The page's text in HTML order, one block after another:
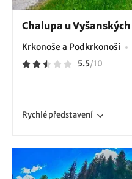
Chalupa u Vyšanských
Krkonoše a Podkrkonoší
5.5/10
Rychlépředstavení